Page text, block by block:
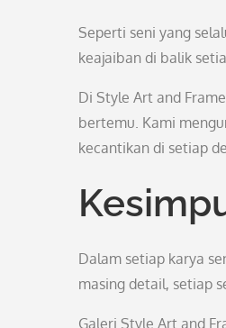
Seperti seni yang
keajaiban di balik
Di Style Art and
bertemu. Kami
kecantikan di setiap
Dalam setiap karya
masing detail, setiap
Galeri Style Art and